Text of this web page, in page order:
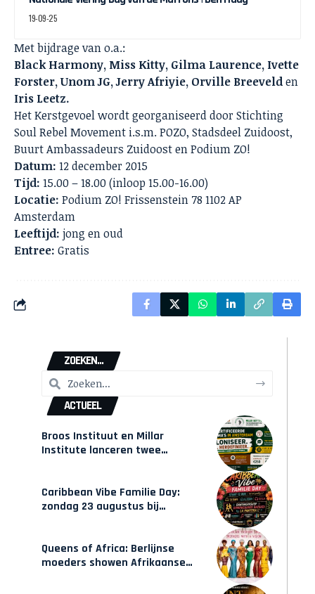
19-09-25
Met bijdrage van o.a.:
Black Harmony, Miss Kitty, Gilma Laurence, Ivette
Forster, Unom JG, Jerry Afriyie, Orville Breevelden
Iris Leetz.
Het Kerstgevoel wordt georganiseerd door Stichting
Soul Rebel Movement i.s.m. POZO, Stadsdeel Zuidoost,
Buurt Ambassadeurs Zuidoost en Podium ZO!
Datum: 12 december 2015
Tijd: 15.00 – 18.00 (inloop 15.00-16.00)
Locatie: Podium ZO! Frissenstein 78 1102 AP
Amsterdam
Leeftijd: jong en oud
Entree: Gratis
ZOEKEN...
ACTUEEL
Broos Instituut en Millar
Institute lanceren twee
Caribbean Vibe Familie Day:
zondag 23 augustus bij
Queens of Africa: Berlijnse
moeders showen Afrikaanse